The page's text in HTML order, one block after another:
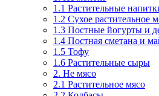
1.1 Растительные
1.2 Сухое растительное
1.3 Постные йогурты и
1.4 Постная сметана и
1.5 Тофу
1.6 Растительные сыры
2. Не мясо
2.1 Растительное мясо